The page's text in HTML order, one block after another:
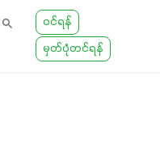
ဝင်ရန်
မှတ်ပုံတင်ရန်